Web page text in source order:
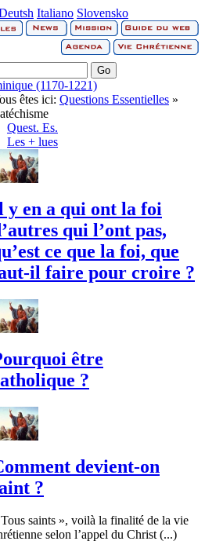
Italiano Slovensko
(1170-1221)
êtes ici: Questions Essentielles »
Quest. Es.
Les + lues
y en a qui ont la foi
qui l’ont pas,
ce que la foi, que
il faire pour croire ?
être
?
devient-on
?
saints », voilà la finalité de la vie
selon l’appel du Christ (...)